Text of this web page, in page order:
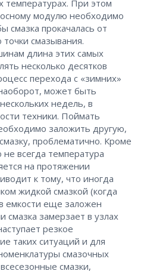
При этом
модулю необходимо
смазка прокачалась от
смазывания.
длина этих самых
несколько десятков
перехода с «зимних»
может быть
недель, в
техники. Поймать
заложить другую,
проблематично. Кроме
всегда температура
на протяжении
к тому, что иногда
жидкой смазкой (когда
емкости еще заложен
смазка замерзает в узлах
резкое
таких ситуаций и для
смазочных
смазки,